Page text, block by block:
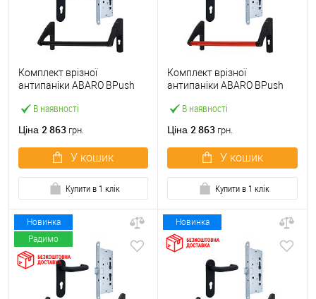
В наявності
Комплект врізної
антипаніки ABARO BPush
чорний із замком та ручкою
Ціна 2 863 грн.
У кошик
Купити в 1 клік
В наявності
Комплект врізної
антипаніки ABARO BPush
червоний із замком та
Ціна 2 863 грн.
У кошик
Купити в 1 клік
Новинка
Радимо
Новинка